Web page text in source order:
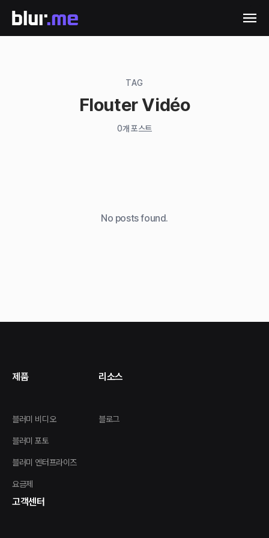
TAG
Flouter Vidéo
0개 포스트
No posts found.
제품
블러미 비디오
블러미 포토
블러미 엔터프라이즈
요금제
리소스
블로그
고객센터